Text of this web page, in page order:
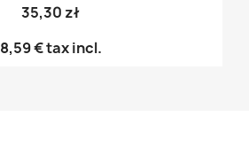
35,30 zł
8,59 €tax incl.